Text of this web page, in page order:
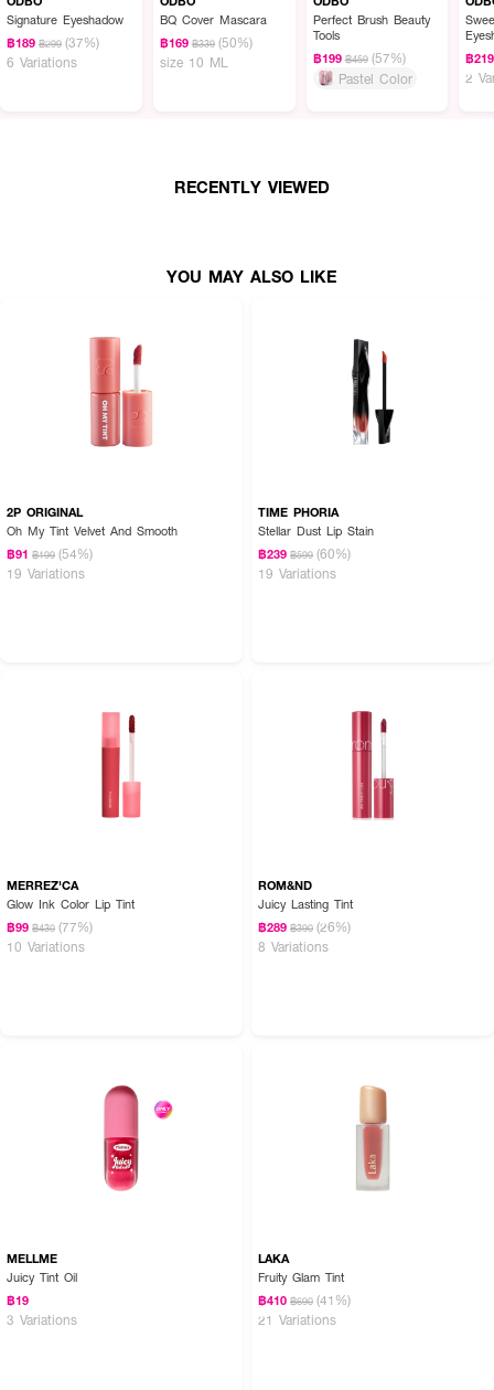
● เนื้อสัมผัสบางเบา
● พิกเมนต์แน่น สีชัด
● Baby
Signature Eyeshadow
฿189 ฿299 (37%)
6 Variations
BQ Cover Mascara
฿169 ฿339 (50%)
size 10 ML
Perfect Brush Beauty
Tools
฿199 ฿459 (57%)
Pastel Color
2024
฿219
2
RECENTLY VIEWED
YOU MAY ALSO LIKE
2P ORIGINAL
Oh My Tint Velvet And Smooth
฿91 ฿199 (54%)
19 Variations
TIME PHORIA
Stellar Dust Lip Stain
฿239 ฿599 (60%)
19 Variations
MERREZ'CA
Glow Ink Color Lip Tint
฿99 ฿430 (77%)
10 Variations
ROM&ND
Juicy Lasting Tint
฿289 ฿390 (26%)
8 Variations
MELLME
Juicy Tint Oil
฿19
3 Variations
LAKA
Fruity Glam Tint
฿410 ฿690 (41%)
21 Variations